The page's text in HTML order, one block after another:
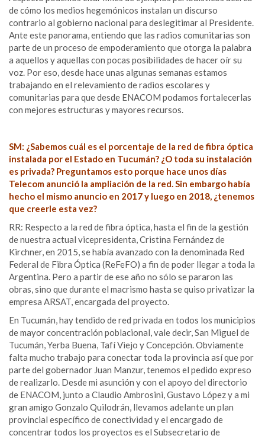
de cómo los medios hegemónicos instalan un discurso
contrario al gobierno nacional para deslegitimar al Presidente.
Ante este panorama, entiendo que las radios comunitarias son
parte de un proceso de empoderamiento que otorga la palabra
a aquellos y aquellas con pocas posibilidades de hacer oír su
voz. Por eso, desde hace unas algunas semanas estamos
trabajando en el relevamiento de radios escolares y
comunitarias para que desde ENACOM podamos fortalecerlas
con mejores estructuras y mayores recursos.
SM: ¿Sabemos cuál es el porcentaje de la red de fibra óptica
instalada por el Estado en Tucumán? ¿O toda su instalación
es privada? Preguntamos esto porque hace unos días
Telecom anunció la ampliación de la red. Sin embargo había
hecho el mismo anuncio en 2017 y luego en 2018, ¿tenemos
que creerle esta vez?
RR: Respecto a la red de fibra óptica, hasta el fin de la gestión
de nuestra actual vicepresidenta, Cristina Fernández de
Kirchner, en 2015, se había avanzado con la denominada Red
Federal de Fibra Óptica (ReFeFO) a fin de poder llegar a toda la
Argentina. Pero a partir de ese año no sólo se pararon las
obras, sino que durante el macrismo hasta se quiso privatizar la
empresa ARSAT, encargada del proyecto.
En Tucumán, hay tendido de red privada en todos los municipios
de mayor concentración poblacional, vale decir, San Miguel de
Tucumán, Yerba Buena, Tafí Viejo y Concepción. Obviamente
falta mucho trabajo para conectar toda la provincia así que por
parte del gobernador Juan Manzur, tenemos el pedido expreso
de realizarlo. Desde mi asunción y con el apoyo del directorio
de ENACOM, junto a Claudio Ambrosini, Gustavo López y a mi
gran amigo Gonzalo Quilodrán, llevamos adelante un plan
provincial específico de conectividad y el encargado de
concentrar todos los proyectos es el Subsecretario de